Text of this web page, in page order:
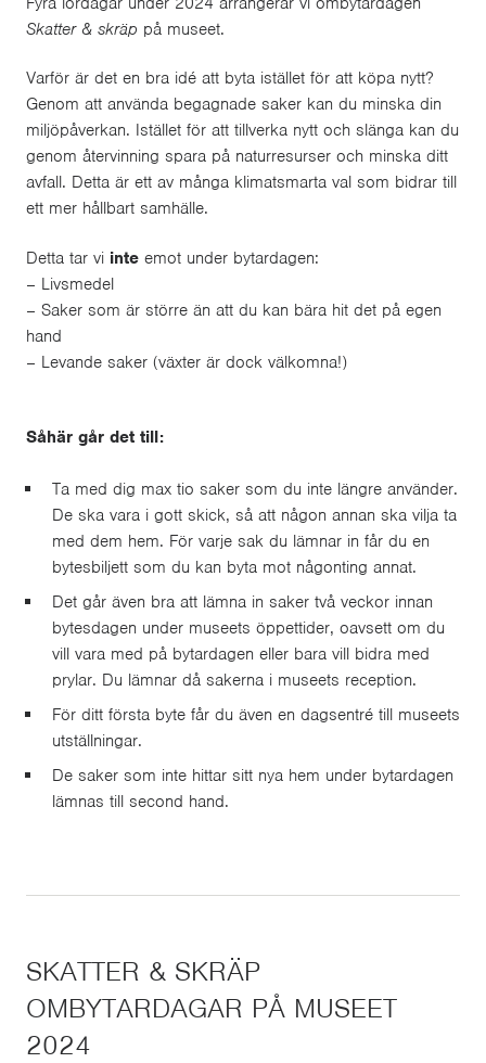
Skatter & skräp på museet.
Varför är det en bra idé att byta istället för att köpa nytt?
Genom att använda begagnade saker kan du minska din
miljöpåverkan. Istället för att tillverka nytt och slänga kan du
genom återvinning spara på naturresurser och minska ditt
avfall. Detta är ett av många klimatsmarta val som bidrar till
ett mer hållbart samhälle.
Detta tar vi inte emot under bytardagen:
– Livsmedel
– Saker som är större än att du kan bära hit det på egen
hand
– Levande saker (växter är dock välkomna!)
Såhär går det till:
Ta med dig max tio saker som du inte längre använder.
De ska vara i gott skick, så att någon annan ska vilja ta
med dem hem. För varje sak du lämnar in får du en
bytesbiljett som du kan byta mot någonting annat.
Det går även bra att lämna in saker två veckor innan
bytesdagen under museets öppettider, oavsett om du
vill vara med på bytardagen eller bara vill bidra med
prylar. Du lämnar då sakerna i museets reception.
För ditt första byte får du även en dagsentré till museets
utställningar.
De saker som inte hittar sitt nya hem under bytardagen
lämnas till second hand.
SKATTER & SKRÄP
OMBYTARDAGAR PÅ MUSEET
2024